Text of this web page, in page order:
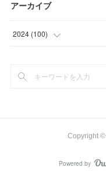
アーカイブ
2024 (100)
(
Copyright ©
Powered by